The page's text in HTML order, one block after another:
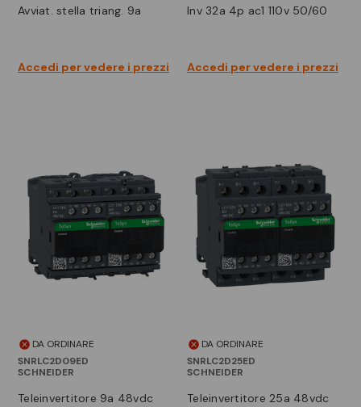
avviat. stella triang. 9a
Accedi per vedere i prezzi
inv 32a 4p ac1 110v 50/60
Accedi per vedere i prezzi
DA ORDINARE
SNRLC2D09ED
SCHNEIDER
teleinvertitore 9a 48vdc
DA ORDINARE
SNRLC2D25ED
SCHNEIDER
teleinvertitore 25a 48vdc